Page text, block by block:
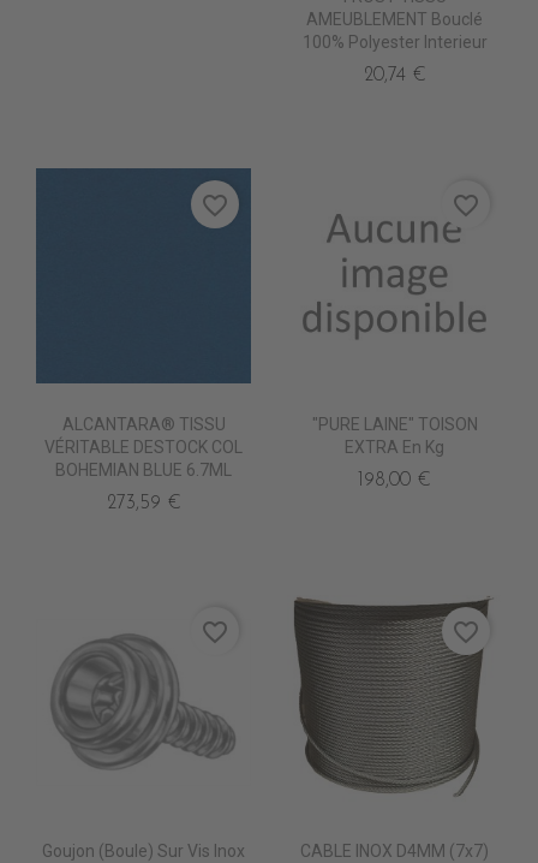
AMEUBLEMENT Bouclé
100% Polyester Interieur
20,74 €
ALCANTARA® TISSU
VÉRITABLE DESTOCK COL
BOHEMIAN BLUE 6.7ML
273,59 €
favorite_border
"PURE LAINE" TOISON
EXTRA En Kg
198,00 €
favorite_border
Goujon (Boule) Sur Vis Inox
favorite_border
CABLE INOX D4MM (7x7)
favorite_border